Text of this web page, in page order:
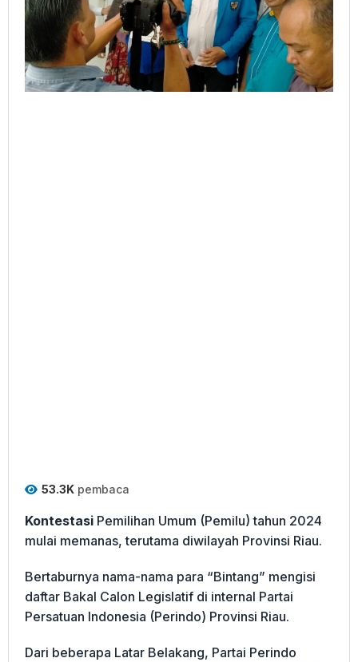
53.3K pembaca
Kontestasi Pemilihan Umum (Pemilu) tahun 2024
mulai memanas, terutama diwilayah Provinsi Riau.
Bertaburnya nama-nama para “Bintang” mengisi
daftar Bakal Calon Legislatif di internal Partai
Persatuan Indonesia (Perindo) Provinsi Riau.
Dari beberapa Latar Belakang, Partai Perindo